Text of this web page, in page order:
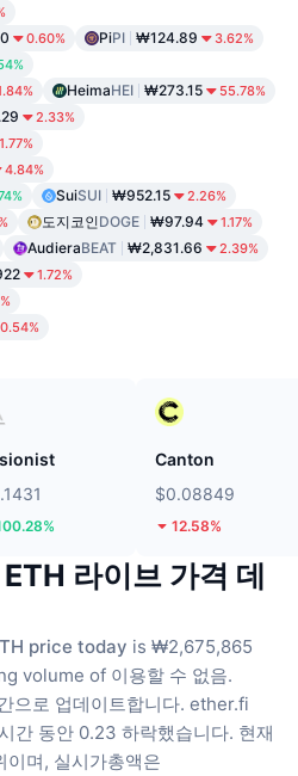
0.60% PiPI ₩124.89 3.62%
HeimaHEI ₩273.15 55.78%
2.33%
1.77%
4.84%
SuiSUI ₩952.15 2.26%
도지코인DOGE ₩97.94 1.17%
AudieraBEAT ₩2,831.66 2.39%
1.72%
0.54%
Canton
$0.08849
12.58%
라이브 가격 데
price today is ₩2,675,865
volume of 이용할 수 없음.
으로 업데이트합니다. ether.fi
간 동안 0.23 하락했습니다. 현재
며, 실시가총액은